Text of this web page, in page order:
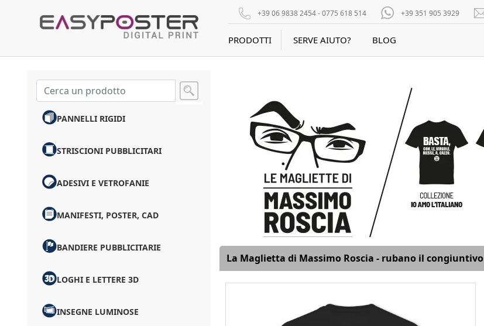
+39 06 9838 2454 - 0775 618 514 +39 351 905 3929
PRODOTTI SERVE AIUTO? BLOG
PANNELLI RIGIDI
STRISCIONI PUBBLICITARI
ADESIVI E VETROFANIE
MANIFESTI, POSTER, CAD
BANDIERE PUBBLICITARIE
LOGHI E LETTERE 3D
INSEGNE LUMINOSE
La Maglietta di Massimo Roscia - rubano il congiuntivo